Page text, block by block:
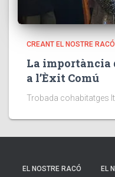
CREANT EL NOSTRE RACÓ
La importància
a l’Èxit Comú
Trobada cohabitatges
EL NOSTRE RACÓ EL